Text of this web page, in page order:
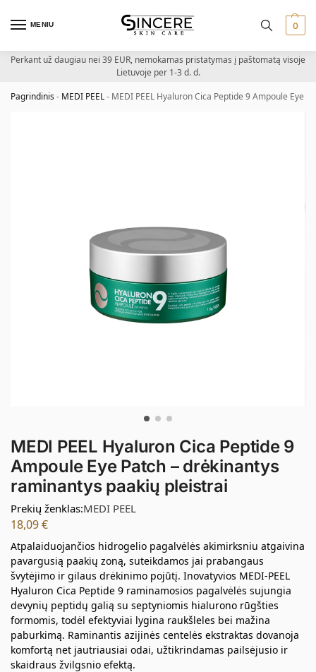
MENIU 0
Perkant už daugiau nei 39 EUR, nemokamas pristatymas į paštomatą visoje
Lietuvoje per 1-3 d. d.
Pagrindinis- MEDI PEEL- MEDI PEEL Hyaluron Cica Peptide 9 Ampoule Eye
MEDI PEEL Hyaluron Cica Peptide 9
Ampoule Eye Patch – drėkinantys
raminantys paakių pleistrai
Prekių ženklas:MEDI PEEL
18,09€
Atpalaiduojančios hidrogelio pagalvėlės akimirksniu atgaivina
pavargusią paakių zoną, suteikdamos jai prabangaus
švytėjimo ir gilaus drėkinimo pojūtį. Inovatyvios MEDI-PEEL
Hyaluron Cica Peptide 9 raminamosios pagalvėlės sujungia
devynių peptidų galią su septyniomis hialurono rūgšties
formomis, todėl efektyviai lygina raukšleles bei mažina
paburkimą. Raminantis azijinės centelės ekstraktas dovanoja
komfortą net jautriausiai odai, užtikrindamas pailsėjusio ir
skaidraus žvilgsnio efektą.